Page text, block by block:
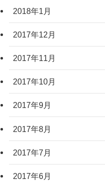
2018年1月
2017年12月
2017年11月
2017年10月
2017年9月
2017年8月
2017年7月
2017年6月